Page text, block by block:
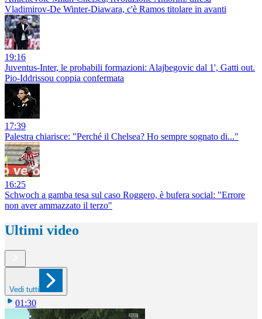
Vladimirov-De Winter-Diawara, c'è Ramos titolare in avanti
19:16
Juventus-Inter, le probabili formazioni: Alajbegovic dal 1', Gatti out.
Pio-Iddrissou coppia confermata
17:39
Palestra chiarisce: "Perché il Chelsea? Ho sempre sognato di..."
16:25
Schwoch a gamba tesa sul caso Roggero, è bufera social: "Errore
non aver ammazzato il terzo"
Ultimi video
Vedi tutti
01:30